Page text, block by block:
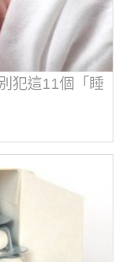
犯這11個「睡